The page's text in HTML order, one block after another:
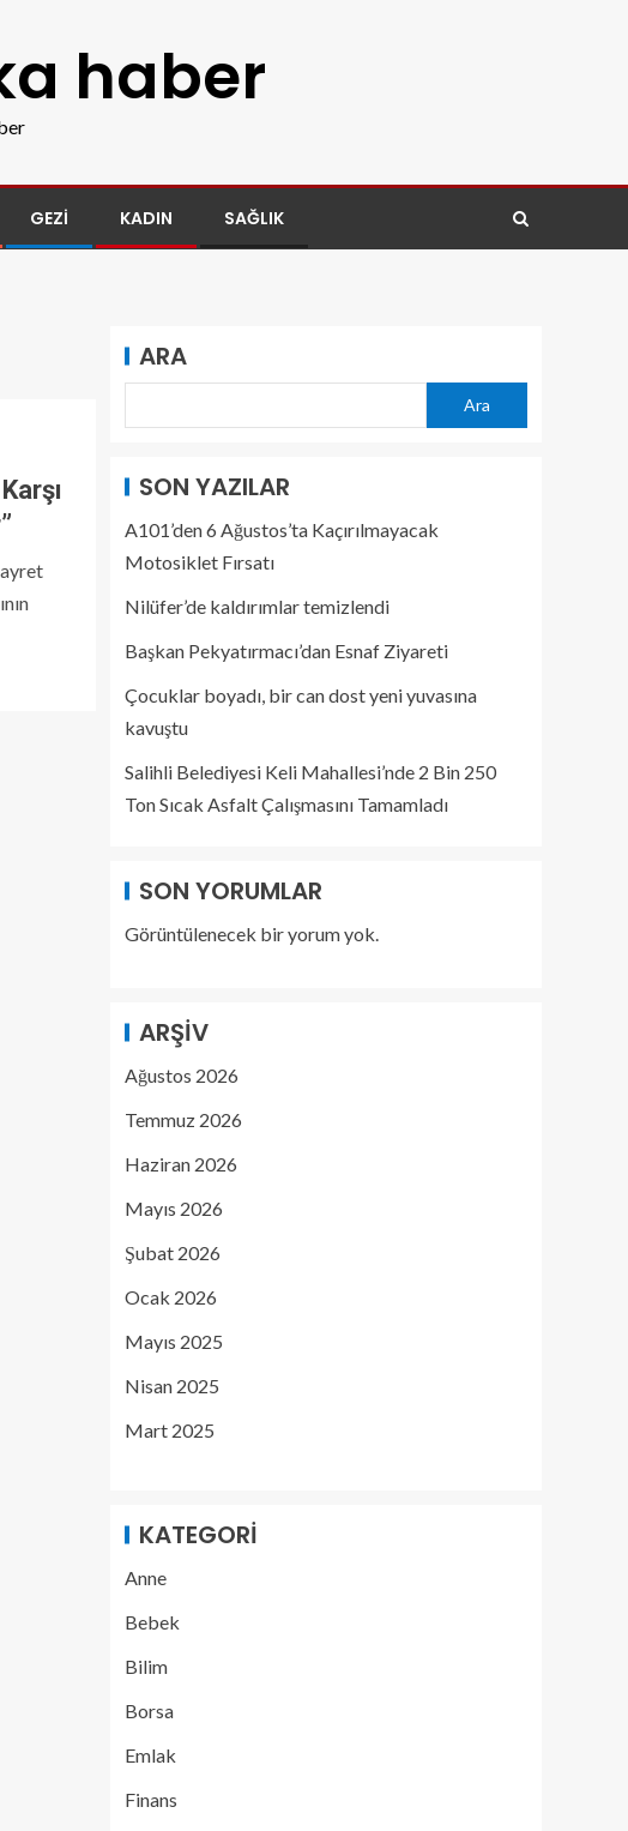
haber
GEZI KADIN SAĞLIK
ARA
Ara
SON YAZILAR
A101’den 6 Ağustos’ta Kaçırılmayacak
Motosiklet Fırsatı
Nilüfer’de kaldırımlar temizlendi
Başkan Pekyatırmacı’dan Esnaf Ziyareti
Çocuklar boyadı, bir can dost yeni yuvasına
kavuştu
Salihli Belediyesi Keli Mahallesi’nde 2 Bin 250
Ton Sıcak Asfalt Çalışmasını Tamamladı
SON YORUMLAR
Görüntülenecek bir yorum yok.
ARŞIV
Ağustos 2026
Temmuz 2026
Haziran 2026
Mayıs 2026
Şubat 2026
Ocak 2026
Mayıs 2025
Nisan 2025
Mart 2025
KATEGORI
Anne
Bebek
Bilim
Borsa
Emlak
Finans